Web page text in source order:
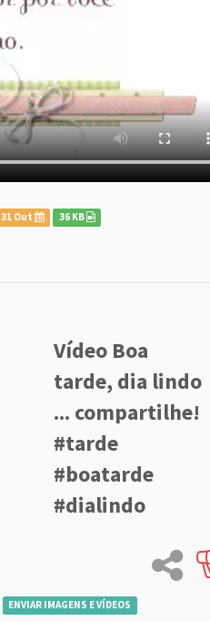
31 Out 36 KB
Vídeo Boa
tarde, dia lindo
... compartilhe!
#tarde
#boatarde
#dialindo
ENVIAR IMAGENS E VÍDEOS